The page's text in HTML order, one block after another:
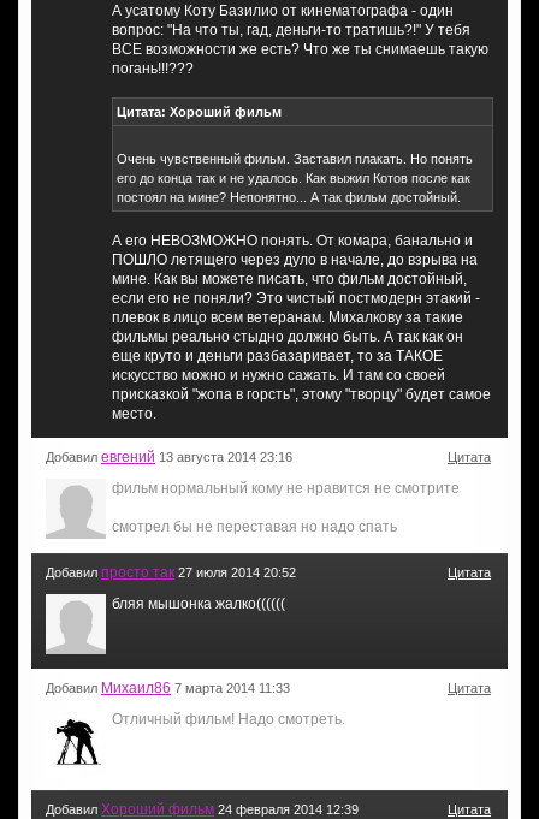
А усатому Коту Базилио от кинематографа - один
вопрос: "На что ты, гад, деньги-то тратишь?!" У тебя
ВСЕ возможности же есть? Что же ты снимаешь такую
погань!!!???
Цитата: Хороший фильм
Очень чувственный фильм. Заставил плакать. Но понять
его до конца так и не удалось. Как выжил Котов после как
постоял на мине? Непонятно... А так фильм достойный.
А его НЕВОЗМОЖНО понять. От комара, банально и
ПОШЛО летящего через дуло в начале, до взрыва на
мине. Как вы можете писать, что фильм достойный,
если его не поняли? Это чистый постмодерн этакий -
плевок в лицо всем ветеранам. Михалкову за такие
фильмы реально стыдно должно быть. А так как он
еще круто и деньги разбазаривает, то за ТАКОЕ
искусство можно и нужно сажать. И там со своей
присказкой "жопа в горсть", этому "творцу" будет самое
место.
Добавил евгений 13 августа 2014 23:16 Цитата
фильм нормальный кому не нравится не смотрите
смотрел бы не переставая но надо спать
Добавил просто так 27 июля 2014 20:52 Цитата
бляя мышонка жалко((((((
Добавил Михаил86 7 марта 2014 11:33 Цитата
Отличный фильм! Надо смотреть.
Добавил Хороший фильм 24 февраля 2014 12:39 Цитата